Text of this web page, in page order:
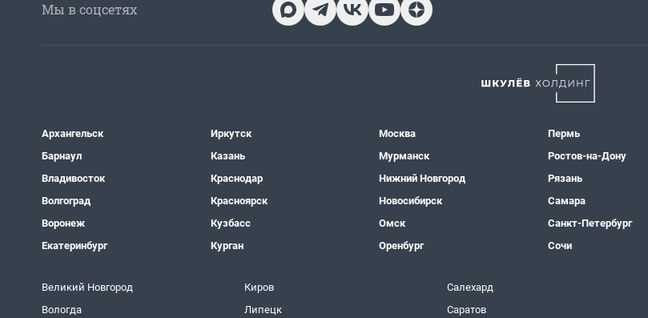
Мы в соцсетях
Архангельск
Барнаул
Владивосток
Волгоград
Воронеж
Екатеринбург
Иркутск
Казань
Краснодар
Красноярск
Кузбасс
Курган
Москва
Мурманск
Нижний Новгород
Новосибирск
Омск
Оренбург
Пермь
Ростов-на-Дону
Рязань
Самара
Санкт-Петербург
Сочи
Великий Новгород
Вологда
Киров
Липецк
Салехард
Саратов